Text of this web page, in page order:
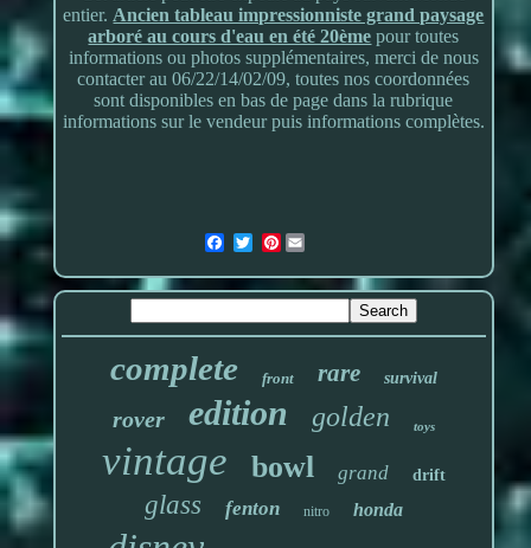
entier. Ancien tableau impressionniste grand paysage
arboré au cours d'eau en été 20ème pour toutes
informations ou photos supplémentaires, merci de nous
contacter au 06/22/14/02/09, toutes nos coordonnées
sont disponibles en bas de page dans la rubrique
informations sur le vendeur puis informations complètes.
Pinterest
complete front rare survival
rover edition golden toys
vintage bowl grand drift
glass fenton nitro honda